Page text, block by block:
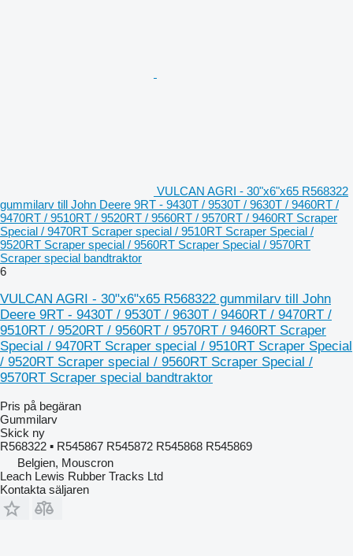
VULCAN AGRI - 30"x6"x65 R568322
gummilarv till John Deere 9RT - 9430T / 9530T / 9630T / 9460RT /
9470RT / 9510RT / 9520RT / 9560RT / 9570RT / 9460RT Scraper
Special / 9470RT Scraper special / 9510RT Scraper Special /
9520RT Scraper special / 9560RT Scraper Special / 9570RT
Scraper special bandtraktor
6
VULCAN AGRI - 30"x6"x65 R568322 gummilarv till John
Deere 9RT - 9430T / 9530T / 9630T / 9460RT / 9470RT /
9510RT / 9520RT / 9560RT / 9570RT / 9460RT Scraper
Special / 9470RT Scraper special / 9510RT Scraper Special
/ 9520RT Scraper special / 9560RT Scraper Special /
9570RT Scraper special bandtraktor
Pris på begäran
Gummilarv
Skick ny
R568322 ▪ R545867 R545872 R545868 R545869
Belgien, Mouscron
Leach Lewis Rubber Tracks Ltd
Kontakta säljaren